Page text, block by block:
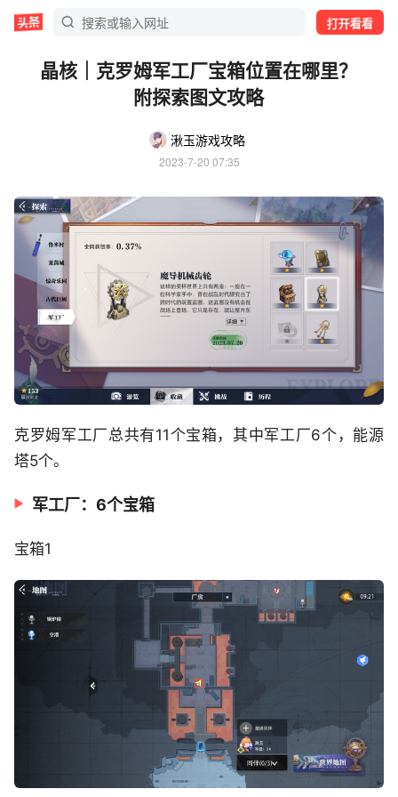
打开看看
晶核｜克罗姆军工厂宝箱位置在哪里？
附探索图文攻略
湫玉游戏攻略
2023-7-20 07:35
克罗姆军工厂总共有11个宝箱，其中军工厂6个，能源
塔5个。
军工厂：6个宝箱
宝箱1